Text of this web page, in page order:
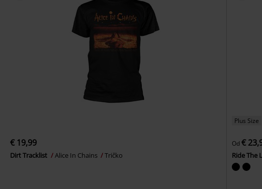
€ 19,99
Dirt Tracklist Alice In Chains Tričko
Plus Size
Od€
Ride The